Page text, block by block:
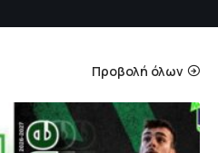
Προβολή όλων